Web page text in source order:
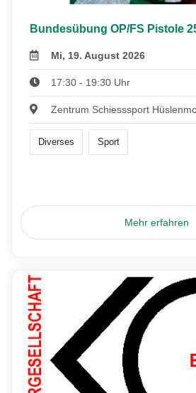
Bundesübung OP/FS Pistole
Mi, 19. August 2026
17:30 - 19:30 Uhr
Zentrum Schiesssport
Diverses Sport
Mehr erfahren